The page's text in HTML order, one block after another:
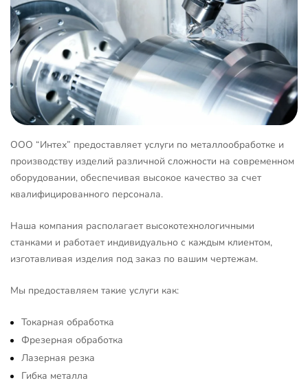
ООО “Интех” предоставляет услуги по металлообработке и
производству изделий различной сложности на современном
оборудовании, обеспечивая высокое качество за счет
квалифицированного персонала.
Наша компания располагает высокотехнологичными
станками и работает индивидуально с каждым клиентом,
изготавливая изделия под заказ по вашим чертежам.
Мы предоставляем такие услуги как:
Токарная обработка
Фрезерная обработка
Лазерная резка
Гибка металла